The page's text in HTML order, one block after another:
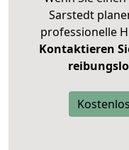
Sarstedt
professionelle
Kontaktieren